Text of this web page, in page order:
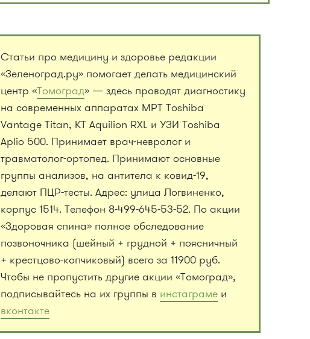
Статьи про медицину и здоровье редакции
«Зеленоград.ру» помогает делать медицинский
центр «Томоград» — здесь проводят диагностику
на современных аппаратах МРТ Toshiba
Vantage Titan, КТ Aquilion RXL и УЗИ Toshiba
Aplio 500. Принимает врач-невролог и
травматолог-ортопед. Принимают основные
группы анализов, на антитела к ковид-19,
делают ПЦР-тесты. Адрес: улица Логвиненко,
корпус 1514. Телефон 8-499-645-53-52. По акции
«Здоровая спина» полное обследование
позвоночника (шейный + грудной + поясничный
+ крестцово-копчиковый) всего за 11900 руб.
Чтобы не пропустить другие акции «Томоград»,
подписывайтесь на их группы в инстаграме и
вконтакте